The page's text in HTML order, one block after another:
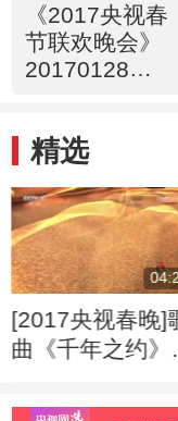
《2017央视春
节联欢晚会》
20170128
精选
[2017央视春晚]
曲《千年之约》
版）